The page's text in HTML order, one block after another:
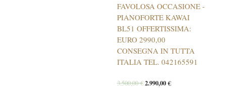
FAVOLOSA OCCASIONE -
PIANOFORTE KAWAI
BL51 OFFERTISSIMA:
EURO 2990,00
CONSEGNA IN TUTTA
ITALIA TEL. 042165591
3.500,00€2.990,00€